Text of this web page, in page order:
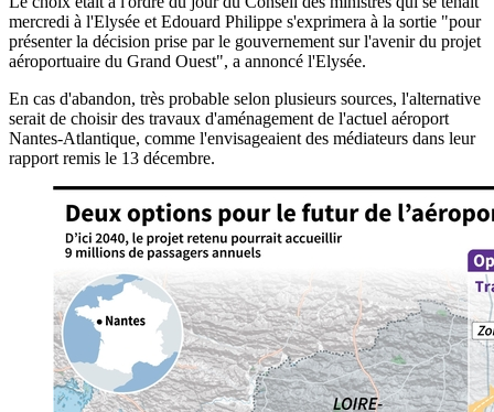
mercredi à l'Elysée et Edouard Philippe s'exprimera à la sortie "pour
présenter la décision prise par le gouvernement sur l'avenir du projet
aéroportuaire du Grand Ouest", a annoncé l'Elysée.
En cas d'abandon, très probable selon plusieurs sources, l'alternative
serait de choisir des travaux d'aménagement de l'actuel aéroport
Nantes-Atlantique, comme l'envisageaient des médiateurs dans leur
rapport remis le 13 décembre.